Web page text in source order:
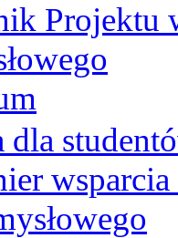
Projektu
dla
wsparcia